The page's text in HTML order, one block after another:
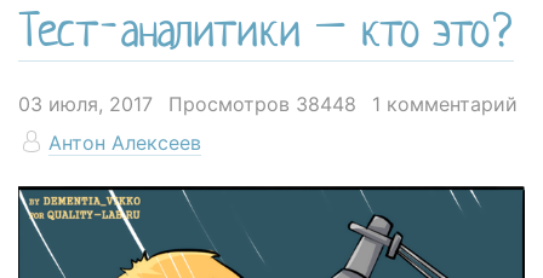
Тест-аналитики – кто это?
03 июля, 2017 Просмотров 38448
1 комментарий
Антон Алексеев